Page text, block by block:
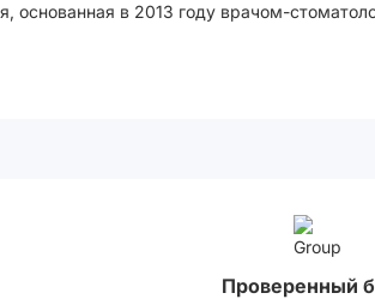
основанная в 2013 году врачом-
Проверенный